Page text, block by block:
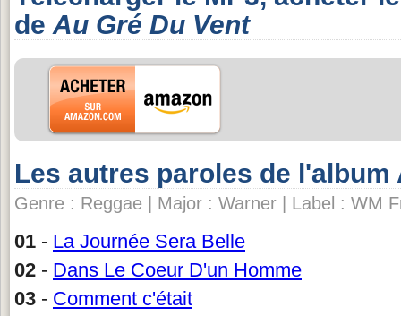
de Au Gré Du Vent
Les autres paroles de l'album
Genre : Reggae | Major : Warner | Label : WM
01 - La Journée Sera Belle
02 - Dans Le Coeur D'un Homme
03 - Comment c'était